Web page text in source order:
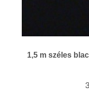
1,5 m széles